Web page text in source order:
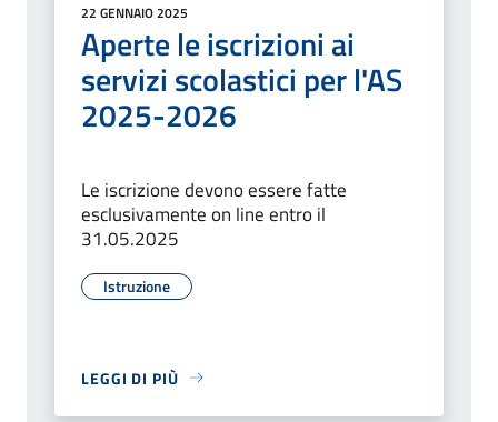
22 GENNAIO 2025
Aperte le iscrizioni ai
servizi scolastici per l'AS
2025-2026
Le iscrizione devono essere fatte
esclusivamente on line entro il
31.05.2025
Istruzione
LEGGI DI PIÙ